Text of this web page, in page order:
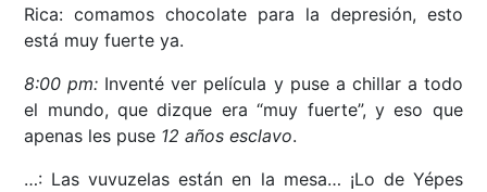
Rica: comamos chocolate para la depresión, esto
está muy fuerte ya.
8:00 pm: Inventé ver película y puse a chillar a todo
el mundo, que dizque era “muy fuerte”, y eso que
apenas les puse 12 años esclavo.
…: Las vuvuzelas están en la mesa… ¡Lo de Yépes